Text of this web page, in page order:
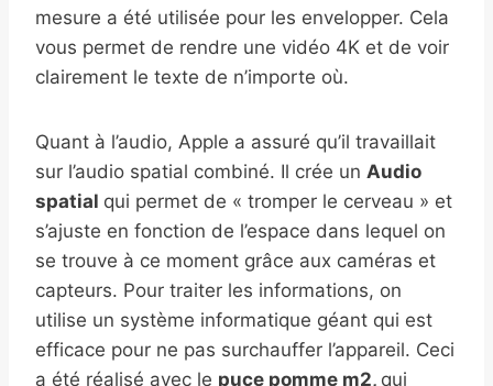
mesure a été utilisée pour les envelopper. Cela
vous permet de rendre une vidéo 4K et de voir
clairement le texte de n’importe où.
Quant à l’audio, Apple a assuré qu’il travaillait
sur l’audio spatial combiné. Il crée un Audio
spatial qui permet de « tromper le cerveau » et
s’ajuste en fonction de l’espace dans lequel on
se trouve à ce moment grâce aux caméras et
capteurs. Pour traiter les informations, on
utilise un système informatique géant qui est
efficace pour ne pas surchauffer l’appareil. Ceci
a été réalisé avec le puce pomme m2, qui